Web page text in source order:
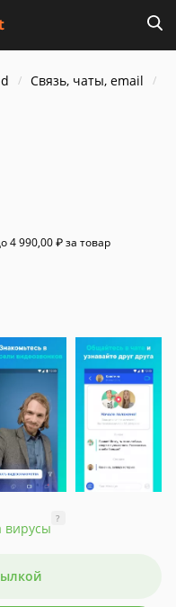
Связь, чаты, email
4 990,00 ₽ за товар
вирусы
?